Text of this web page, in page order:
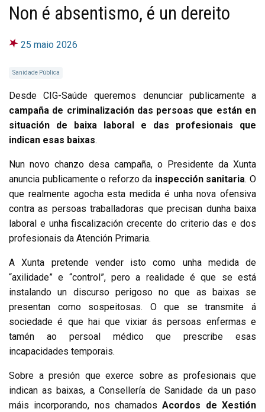
Non é absentismo, é un dereito
25 maio 2026
Sanidade Pública
Desde CIG-Saúde queremos denunciar publicamente a
campaña de criminalización das persoas que están en
situación de baixa laboral e das profesionais que
indican esas baixas.
Nun novo chanzo desa campaña, o Presidente da Xunta
anuncia publicamente o reforzo da inspección sanitaria. O
que realmente agocha esta medida é unha nova ofensiva
contra as persoas traballadoras que precisan dunha baixa
laboral e unha fiscalización crecente do criterio das e dos
profesionais da Atención Primaria.
A Xunta pretende vender isto como unha medida de
“axilidade” e “control”, pero a realidade é que se está
instalando un discurso perigoso no que as baixas se
presentan como sospeitosas. O que se transmite á
sociedade é que hai que vixiar ás persoas enfermas e
tamén ao persoal médico que prescribe esas
incapacidades temporais.
Sobre a presión que exerce sobre as profesionais que
indican as baixas, a Consellería de Sanidade da un paso
máis incorporando, nos chamadosAcordos de Xestión